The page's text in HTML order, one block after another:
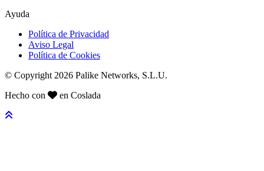
Ayuda
Política de Privacidad
Aviso Legal
Política de Cookies
© Copyright 2026 Palike Networks, S.L.U.
Hecho con
en Coslada